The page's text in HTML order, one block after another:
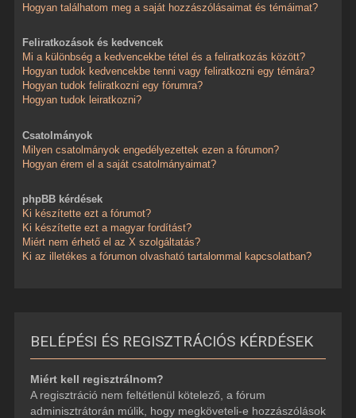
Hogyan találhatom meg a saját hozzászólásaimat és témáimat?
Feliratkozások és kedvencek
Mi a különbség a kedvencekbe tétel és a feliratkozás között?
Hogyan tudok kedvencekbe tenni vagy feliratkozni egy témára?
Hogyan tudok feliratkozni egy fórumra?
Hogyan tudok leiratkozni?
Csatolmányok
Milyen csatolmányok engedélyezettek ezen a fórumon?
Hogyan érem el a saját csatolmányaimat?
phpBB kérdések
Ki készítette ezt a fórumot?
Ki készítette ezt a magyar fordítást?
Miért nem érhető el az X szolgáltatás?
Ki az illetékes a fórumon olvasható tartalommal kapcsolatban?
BELÉPÉSI ÉS REGISZTRÁCIÓS KÉRDÉSEK
Miért kell regisztrálnom?
A regisztráció nem feltétlenül kötelező, a fórum
adminisztrátorán múlik, hogy megköveteli-e hozzászólások